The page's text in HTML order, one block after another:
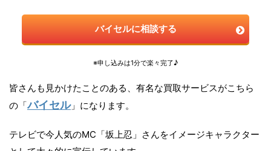
バイセルに相談する
※申し込みは1分で楽々完了♪
皆さんも見かけたことのある、有名な買取サービスがこちら
の「バイセル」になります。
テレビで今人気のMC「坂上忍」さんをイメージキャラクター